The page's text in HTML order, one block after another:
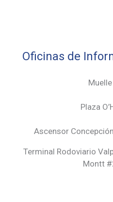
Oficinas de
Plaza
Ascensor
Terminal Rodoviario
Montt